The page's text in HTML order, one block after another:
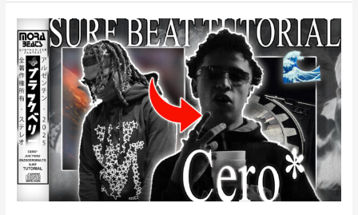
]
Cómo
hacer
BEATS
para
SHAKO
–
GRANDES
EXITOS
(Perswave,
Huntr,